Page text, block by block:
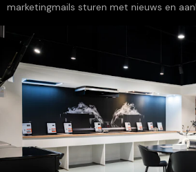
marketingmails sturen met nieuws en